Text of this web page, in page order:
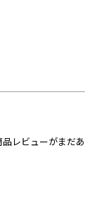
品レビューがまだあ